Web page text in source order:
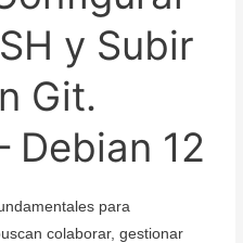
y Subir
Git.
Debian 12
para
colaborar, gestionar